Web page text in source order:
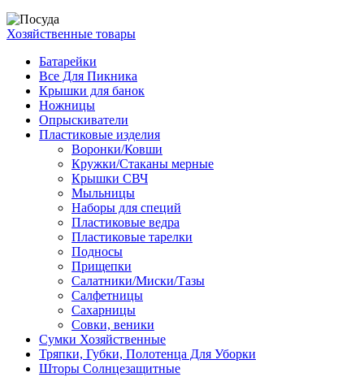
Хозяйственные товары
Батарейки
Все Для Пикника
Крышки для банок
Ножницы
Опрыскиватели
Пластиковые изделия
Воронки/Ковши
Кружки/Стаканы мерные
Крышки СВЧ
Мыльницы
Наборы для специй
Пластиковые ведра
Пластиковые тарелки
Подносы
Прищепки
Салатники/Миски/Тазы
Салфетницы
Сахарницы
Совки, веники
Сумки Хозяйственные
Тряпки, Губки, Полотенца Для Уборки
Шторы Солнцезащитные